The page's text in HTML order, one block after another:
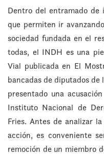
Dentro del entramado de
que permiten ir
sociedad fundada en el
todas, el INDH es una
Vial publicada en El
bancadas de diputados de
presentado una
Instituto Nacional de
Fries. Antes de analizar
acción, es conveniente
remoción de un miembro